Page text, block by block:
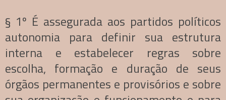
§ 1º É assegurada aos partidos políticos
autonomia para definir sua estrutura
interna e estabelecer regras sobre
escolha, formação e duração de seus
órgãos permanentes e provisórios e sobre